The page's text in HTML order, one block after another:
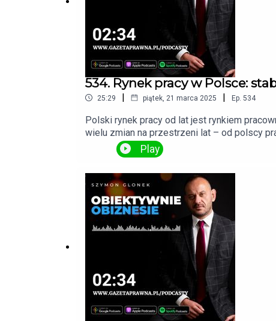
534. Rynek pracy w Polsce:
25:29 | piątek, 21 marca 2025 | Ep. 534
Polski rynek pracy od lat jest rynkiem
wielu zmian na przestrzeni lat – od polscy
imigrantów, co stanowi kluczowy element
Play